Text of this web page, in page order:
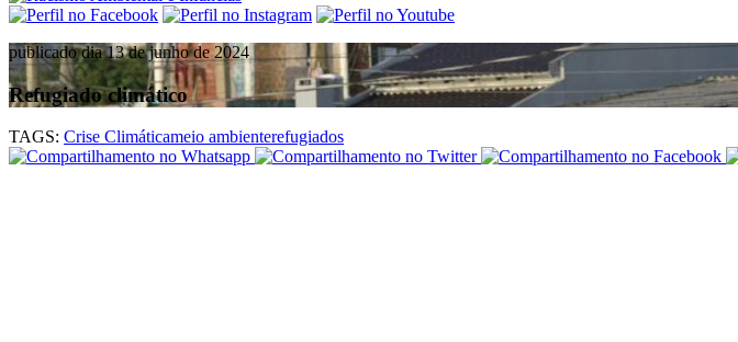
publicado dia 13 de junho de 2024
Refugiado climático
TAGS: Crise Climáticameio ambienterefugiados